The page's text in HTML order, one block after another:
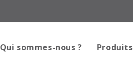
Qui sommes-nous ? Produits